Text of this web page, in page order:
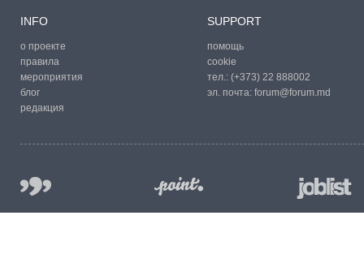
INFO
о проекте
правила
мероприятия
блог
редакция
SUPPORT
помощь
cookie
тел.: (+373) 22 888002
эл. почта: forum@forum.md